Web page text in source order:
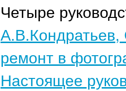
Четыре
ремонт в
Настоящее